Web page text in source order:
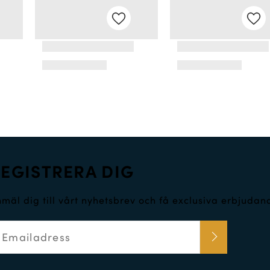
DIG
dig till vårt nyhetsbrev och få exclusiva